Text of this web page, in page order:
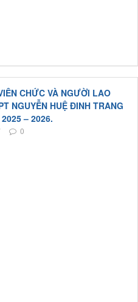
CHỨC VÀ NGƯỜI LAO
NGUYỄN HUỆ ĐINH TRANG
– 2026.
0